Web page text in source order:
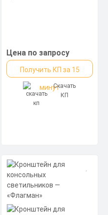
Цена по запросу
Получить КП за 15
минутСкачать
КП